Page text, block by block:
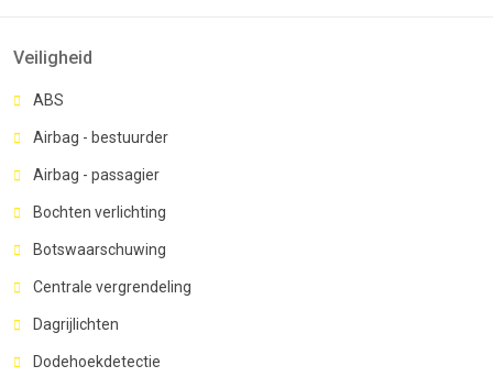
Veiligheid
ABS
Airbag - bestuurder
Airbag - passagier
Bochten verlichting
Botswaarschuwing
Centrale vergrendeling
Dagrijlichten
Dodehoekdetectie